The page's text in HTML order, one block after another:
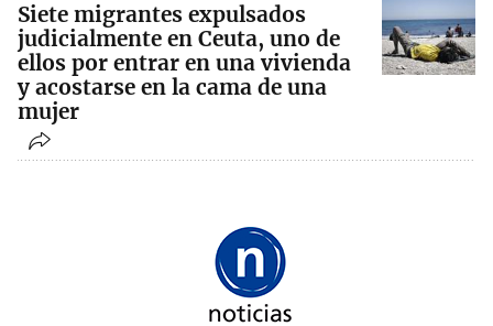
Siete migrantes expulsados
judicialmente en Ceuta, uno de
ellos por entrar en una vivienda
y acostarse en la cama de una
mujer